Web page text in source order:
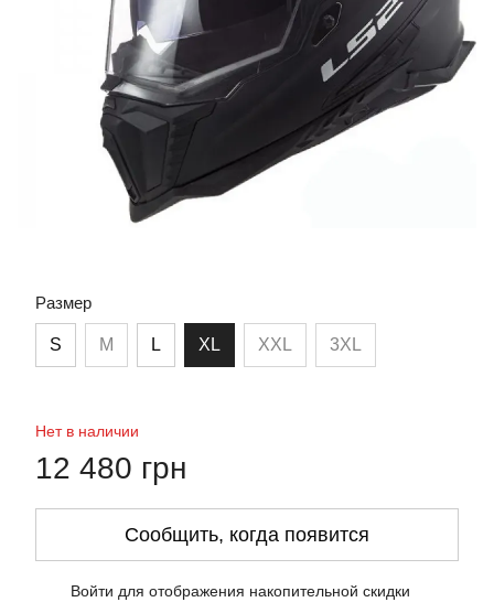
Размер
S M L XL XXL 3XL
Нет в наличии
12 480 грн
Сообщить, когда появится
Войти для отображения накопительной скидки